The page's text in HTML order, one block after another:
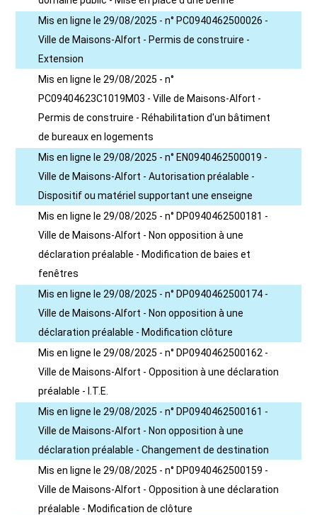
Mis en ligne le 29/08/2025 - n° PC0940462500026 -
Ville de Maisons-Alfort - Permis de construire -
Extension
Mis en ligne le 29/08/2025 - n°
PC09404623C1019M03 - Ville de Maisons-Alfort -
Permis de construire - Réhabilitation d'un bâtiment
de bureaux en logements
Mis en ligne le 29/08/2025 - n° EN0940462500019 -
Ville de Maisons-Alfort - Autorisation préalable -
Dispositif ou matériel supportant une enseigne
Mis en ligne le 29/08/2025 - n° DP0940462500181 -
Ville de Maisons-Alfort - Non opposition à une
déclaration préalable - Modification de baies et
fenêtres
Mis en ligne le 29/08/2025 - n° DP0940462500174 -
Ville de Maisons-Alfort - Non opposition à une
déclaration préalable - Modification clôture
Mis en ligne le 29/08/2025 - n° DP0940462500162 -
Ville de Maisons-Alfort - Opposition à une déclaration
préalable - I.T.E.
Mis en ligne le 29/08/2025 - n° DP0940462500161 -
Ville de Maisons-Alfort - Non opposition à une
déclaration préalable - Changement de destination
Mis en ligne le 29/08/2025 - n° DP0940462500159 -
Ville de Maisons-Alfort - Opposition à une déclaration
préalable - Modification de clôture